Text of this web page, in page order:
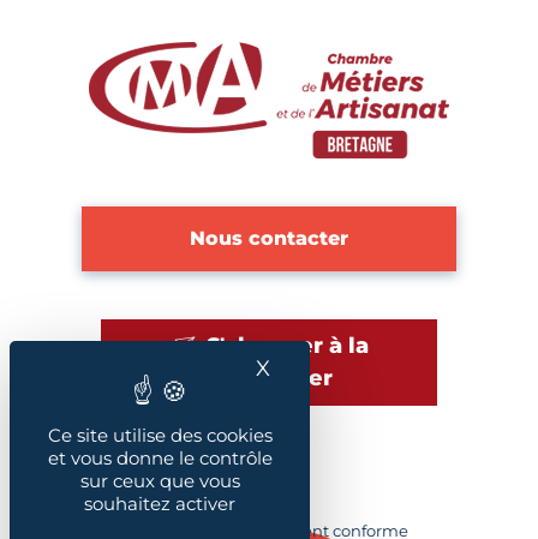
Ce site utilise des cookies
et vous donne le contrôle
sur ceux que vous
souhaitez activer
X Masquer le bandeau
Nous contacter
S'abonner à la
newsletter
Accessibilité : Partiellement conforme